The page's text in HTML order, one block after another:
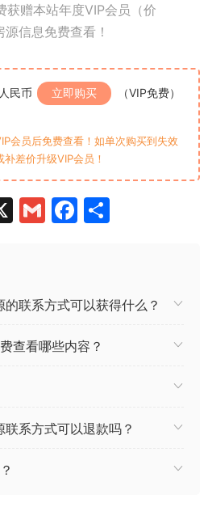
获赠本站年度VIP会员（价
信息免费查看！
人民币 立即购买
（VIP免费）
会员后免费查看！如单次购买到失效
差价升级VIP会员！
X
G
F
b
o
联系方式可以获得什么？
查看哪些内容？
系方式可以退款吗？